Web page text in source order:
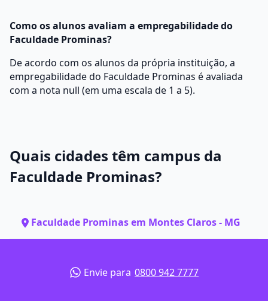
Como os alunos avaliam a empregabilidade do
Faculdade Prominas?
De acordo com os alunos da própria instituição, a
empregabilidade do Faculdade Prominas é avaliada
com a nota null (em uma escala de 1 a 5).
Quais cidades têm campus da
Faculdade Prominas?
Faculdade Prominas em Montes Claros - MG
Envie para 0800 942 7777